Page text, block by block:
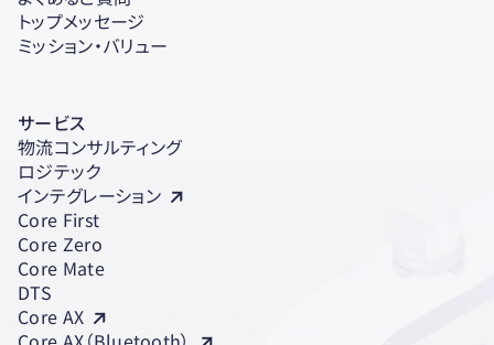
トップメッセージ
ミッション・バリュー
サービス
物流コンサルティング
ロジテック
インテグレーション
Core First
Core Zero
Core Mate
DTS
Core AX